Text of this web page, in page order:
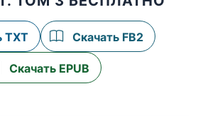
TXT Скачать FB2
Скачать EPUB